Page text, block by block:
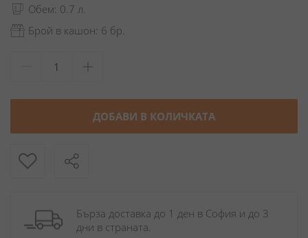
Обем: 0.7 л.
Брой в кашон: 6 бр.
ДОБАВИ В КОЛИЧКАТА
Бърза доставка до 1 ден в София и до 3
дни в страната.